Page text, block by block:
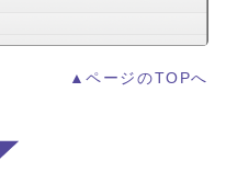
▲ページのTOPへ